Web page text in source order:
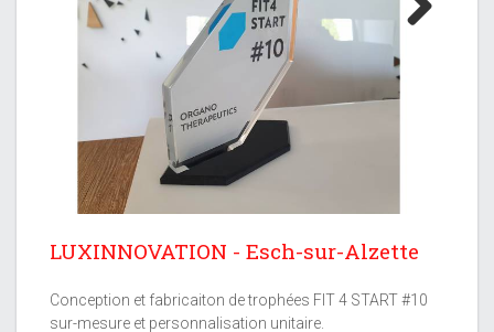
LUXINNOVATION - Esch-sur-Alzette
Conception et fabricaiton de trophées FIT 4 START #10
sur-mesure et personnalisation unitaire.